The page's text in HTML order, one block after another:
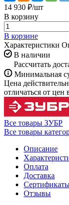
14 930 ₽/шт
В корзину
В корзине
Характеристики
В наличии
Рассчитать
Минимальная
Цена
отличаться от
Все товары ЗУБР
Все товары
Описание
Оплата
Доставка
Отзывы